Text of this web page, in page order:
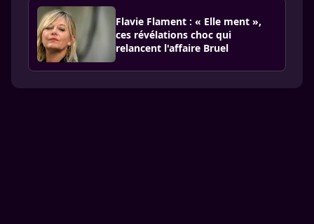
Flavie Flament : « Elle ment »,
ces révélations choc qui
relancent l'affaire Bruel